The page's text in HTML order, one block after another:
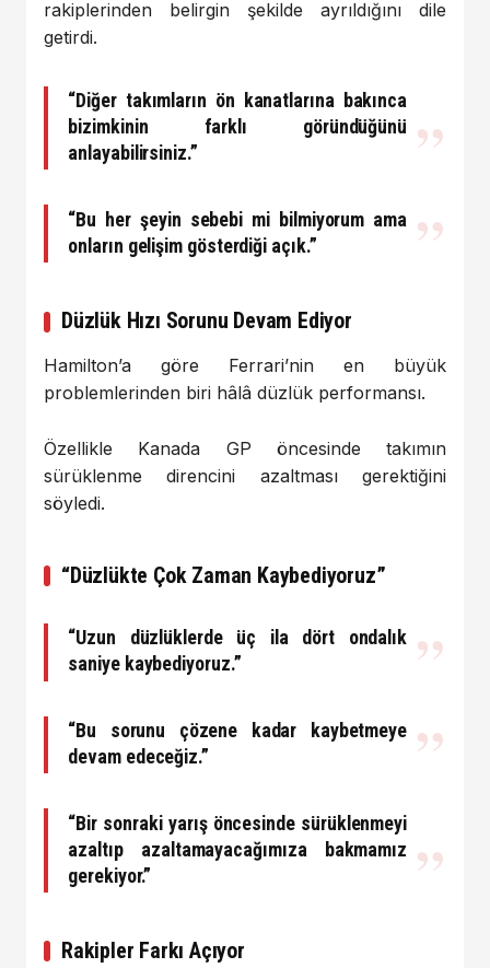
rakiplerinden belirgin şekilde ayrıldığını dile
getirdi.
“Diğer takımların ön kanatlarına bakınca
bizimkinin farklı göründüğünü
anlayabilirsiniz.”
“Bu her şeyin sebebi mi bilmiyorum ama
onların gelişim gösterdiği açık.”
Düzlük Hızı Sorunu Devam Ediyor
Hamilton’a göre Ferrari’nin en büyük
problemlerinden biri hâlâ düzlük performansı.
Özellikle Kanada GP öncesinde takımın
sürüklenme direncini azaltması gerektiğini
söyledi.
“Düzlükte Çok Zaman Kaybediyoruz”
“Uzun düzlüklerde üç ila dört ondalık
saniye kaybediyoruz.”
“Bu sorunu çözene kadar kaybetmeye
devam edeceğiz.”
“Bir sonraki yarış öncesinde sürüklenmeyi
azaltıp azaltamayacağımıza bakmamız
gerekiyor.”
Rakipler Farkı Açıyor